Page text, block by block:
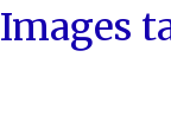
Images